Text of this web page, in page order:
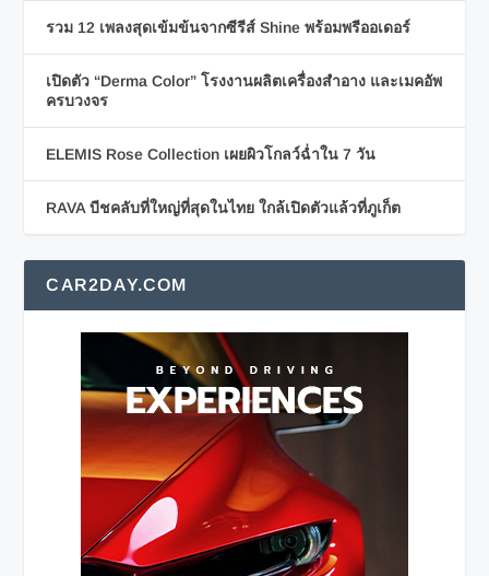
รวม 12 เพลงสุดเข้มข้นจากซีรีส์ Shine พร้อมพรีออเดอร์
เปิดตัว “Derma Color” โรงงานผลิตเครื่องสำอาง และเมคอัพ
ครบวงจร
ELEMIS Rose Collection เผยผิวโกลว์ฉ่ำใน 7 วัน
RAVA บีชคลับที่ใหญ่ที่สุดในไทย ใกล้เปิดตัวแล้วที่ภูเก็ต
CAR2DAY.COM